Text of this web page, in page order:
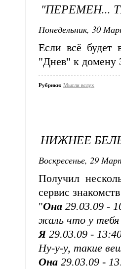
"ПЕРЕМЕН...
Понедельник, 30
Если всё будет
"Днев" к домену
Рубрики: Мысли вслух
НИЖНЕЕ
Воскресенье, 29
Получил
сервис
"Она 29.03.09 -
жаль что у
Я29.03.09 -
Ну-у-у, такие
Она 29.03.09 -